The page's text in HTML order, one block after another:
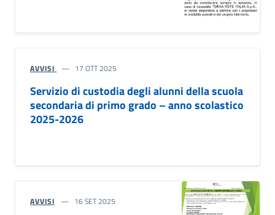
AVVISI 17 OTT 2025
Servizio di custodia degli alunni della scuola
secondaria di primo grado – anno scolastico
2025-2026
AVVISI 16 SET 2025